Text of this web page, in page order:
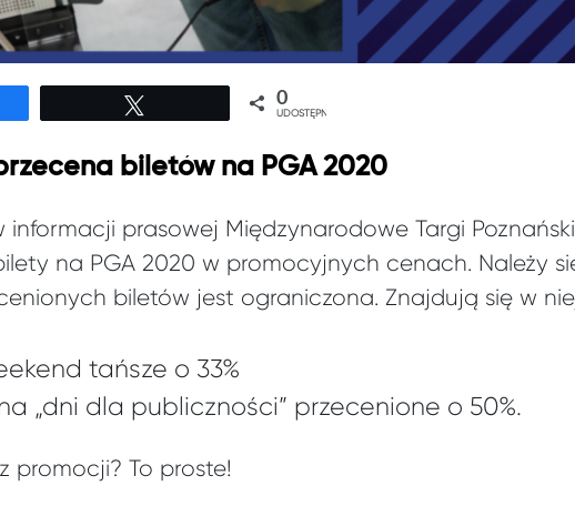
0
UDOSTĘPNIEŃ
biletów na PGA 2020
informacji prasowej Międzynarodowe Targi
na PGA 2020 w promocyjnych cenach. Należy
biletów jest ograniczona. Znajdują się w
tańsze o 33%
„dni dla publiczności” przecenione o 50%.
promocji? To proste!